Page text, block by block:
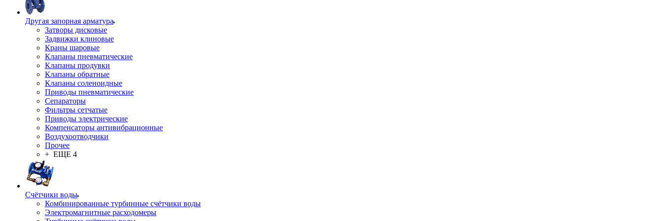
Другая запорная арматура
Затворы дисковые
Задвижки клиновые
Краны шаровые
Клапаны пневматические
Клапаны продувки
Клапаны обратные
Клапаны соленоидные
Приводы пневматические
Сепараторы
Фильтры сетчатые
Приводы электрические
Компенсаторы антивибрационные
Воздухоотводчики
Прочее
+ ЕЩЕ 4
Счётчики воды
Комбинированные турбинные счётчики воды
Электромагнитные расходомеры